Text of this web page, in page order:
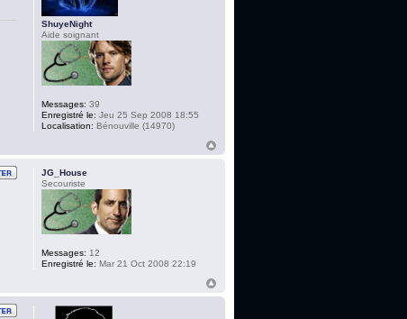
ShuyeNight
Aide soignant
Messages: 39
Enregistré le: Jeu 25 Sep 2008 18:55
Localisation: Bénouville (14970)
JG_House
Secouriste
Messages: 12
Enregistré le: Mar 21 Oct 2008 22:19